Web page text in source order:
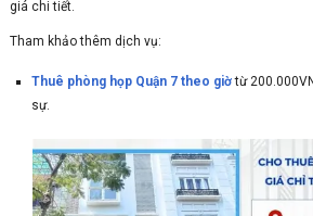
giá chi tiết.
Tham khảo thêm dịch vụ:
Thuê phòng họp Quận 7 theo giờtừ
sự.